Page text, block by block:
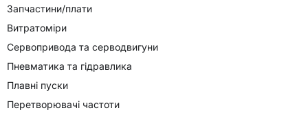
Запчастини/плати
Витратоміри
Сервопривода та серводвигуни
Пневматика та гідравлика
Плавні пуски
Перетворювачі частоти